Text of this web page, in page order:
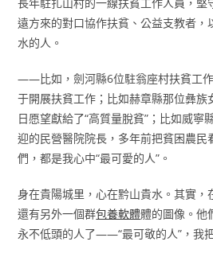
遠方來的對口協作扶貧、公益支教者，
水的人。
——比如，劍河縣6位駐翁座村扶貧工作
于開展扶貧工作；比如赫章縣那位彝族
日愿望獻給了“高質量脫貧”；比如威寧
迎的民營醫院院長，多年前把貧困農
們，都是我心中“最可愛的人”。
身在貴陽城里，心在黔山貴水。其實，
還有另外一個群包養軟體體的圖像。他
永不低頭的人了——“最可敬的人”，我